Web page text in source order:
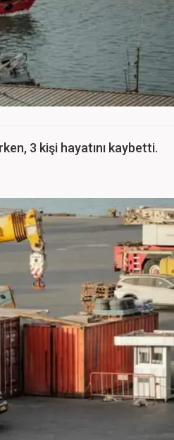
3 kişi hayatını kaybetti.